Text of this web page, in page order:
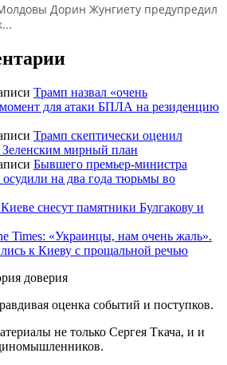
Дорин Жунгиету предупредил
Трамп назвал «очень
для атаки БПЛА на резиденцию
Трамп скептически оценил
Зеленским мирный план
Бывшего премьер-министра
на два года тюрьмы во
снесут памятники Булгакову и
Times: «Украинцы, нам очень жаль».
к Киеву с прощальной речью
оценка событий и поступков.
не только Сергея Ткача, и и